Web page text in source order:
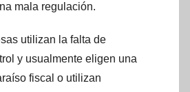
mala regulación.
utilizan la falta de
y usualmente eligen una
fiscal o utilizan